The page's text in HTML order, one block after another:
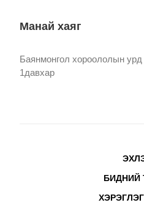
Манай хаяг
Баянмонгол хороололын
1давхар
БИДНИЙ